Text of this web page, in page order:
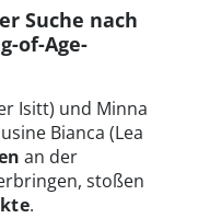
Suche nach
of-Age-
Isitt) und Minna
Bianca (Lea
an der
stoßen
.